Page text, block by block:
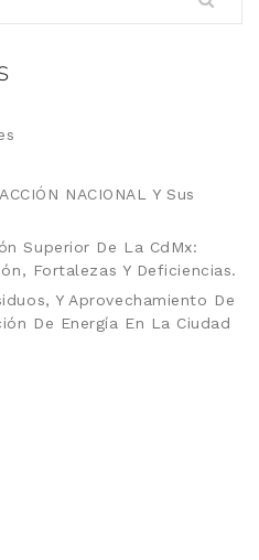
NACIONAL Y Sus
Superior De La CdMx:
Fortalezas Y Deficiencias.
Y Aprovechamiento De
De Energía En La Ciudad